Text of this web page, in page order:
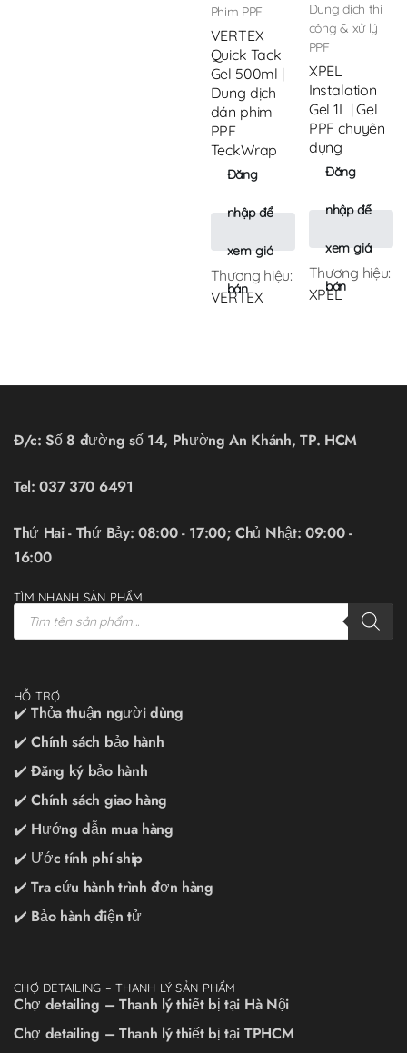
Phim PPF
VERTEX
Quick Tack
Gel 500ml |
Dung dịch
dán phim
PPF
TeckWrap
Đăng
nhập để
xem giá
bán
Thương hiệu:
VERTEX
Dung dịch thi
công & xử lý
PPF
XPEL
Instalation
Gel 1L | Gel
PPF chuyên
dụng
Đăng
nhập để
xem giá
bán
Thương hiệu:
XPEL
Đ/c: Số 8 đường số 14, Phường An Khánh, TP. HCM
Tel:037 370 6491
Thứ Hai - Thứ Bảy: 08:00 - 17:00; Chủ Nhật: 09:00 -
16:00
TÌM NHANH SẢN PHẨM
HỖ TRỢ
✔️ Thỏa thuận người dùng
✔️ Chính sách bảo hành
✔️ Đăng ký bảo hành
✔️ Chính sách giao hàng
✔️ Hướng dẫn mua hàng
✔️ Ước tính phí ship
✔️ Tra cứu hành trình đơn hàng
✔️ Bảo hành điện tử
CHỢ DETAILING – THANH LÝ SẢN PHẨM
Chợ detailing – Thanh lý thiết bị tại Hà Nội
Chợ detailing – Thanh lý thiết bị tại TPHCM